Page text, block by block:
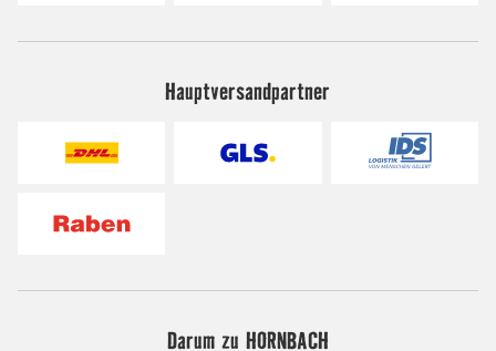
Hauptversandpartner
Darum zu HORNBACH